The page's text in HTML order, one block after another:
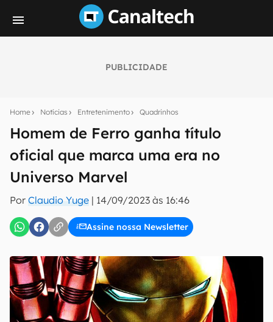
PUBLICIDADE
Home Notícias Entretenimento Quadrinhos
Homem de Ferro ganha título
oficial que marca uma era no
Universo Marvel
Por Claudio Yuge | 14/09/2023 às 16:46
Assine nossa Newsletter
notícias e reviews sobre tecnologia em primeira
E-mail
inscreva-se
Uso e Política de Privacidade do Canaltech.